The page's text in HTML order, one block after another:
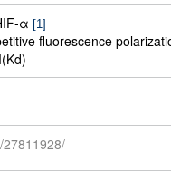
α [1]
fluorescence